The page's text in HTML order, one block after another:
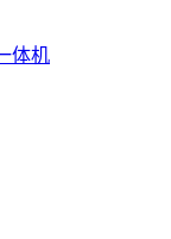
体机